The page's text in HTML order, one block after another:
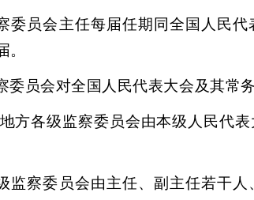
委员会主任每届任期同全国人民
。
委员会对全国人民代表大会及其常
方各级监察委员会由本级人民代
监察委员会由主任、副主任若干